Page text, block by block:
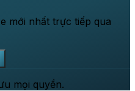
mới nhất trực tiếp qua
mọi quyền.